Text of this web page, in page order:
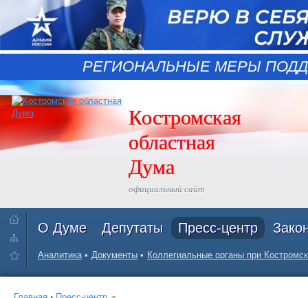
РЕГИОНАЛЬНЫЕ МЕРЫ
Костромская
областная
Дума
официальный сайт
О Думе Депутаты Пресс-центр
Аналитика Документы Коллегиальные органы при